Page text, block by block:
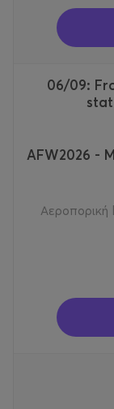
06/09: From Tanagra Air Base to Metro
AFW2026
Αεροπορική